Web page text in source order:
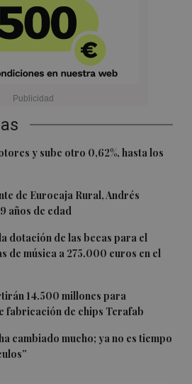
y sube otro 0,62%, hasta los
de Eurocaja Rural, Andrés
años de edad
dotación de las becas para el
de música a 275.000 euros en el
14.500 millones para
fabricación de chips Terafab
cambiado mucho; ya no es tiempo